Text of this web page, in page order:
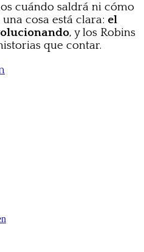
cuándo saldrá ni cómo
cosa está clara: el
, y los Robins
que contar.